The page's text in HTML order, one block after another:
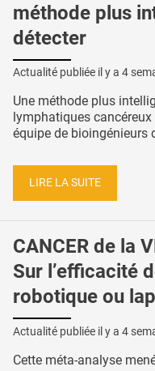
méthode plus
détecter
Actualité publiée il y a 4
Une méthode plus
lymphatiques
équipe de bioingénieurs
LIRE LA SUITE
CANCER de la
Sur l’efficacité
robotique ou
Actualité publiée il y a 4
Cette méta-analyse